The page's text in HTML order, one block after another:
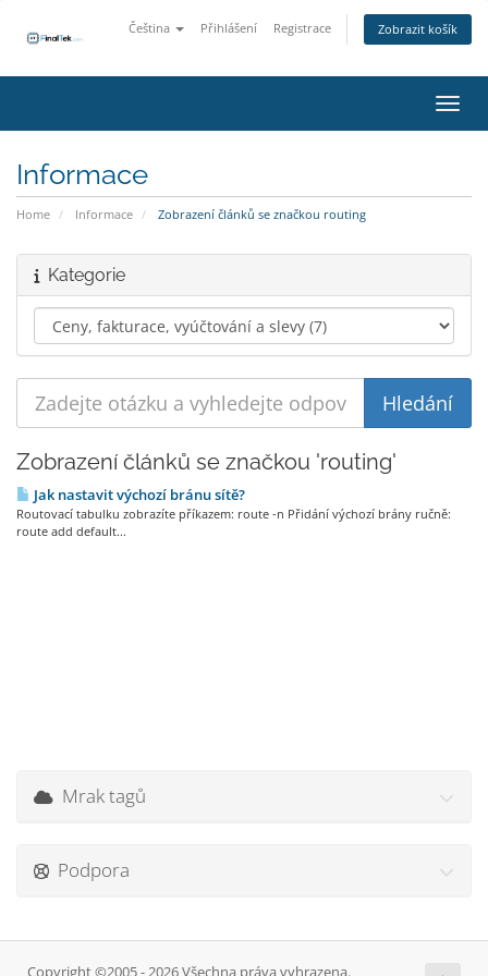
Čeština Přihlášení Registrace Zobrazit košík
Informace
Home Informace Zobrazení článků se značkou routing
Kategorie
Zobrazení článků se značkou 'routing'
Jak nastavit výchozí bránu sítě?
Routovací tabulku zobrazíte příkazem: route -n Přidání výchozí brány ručně:
route add default...
Mrak tagů
Podpora
Copyright ©2005 - 2026 Všechna práva vyhrazena.